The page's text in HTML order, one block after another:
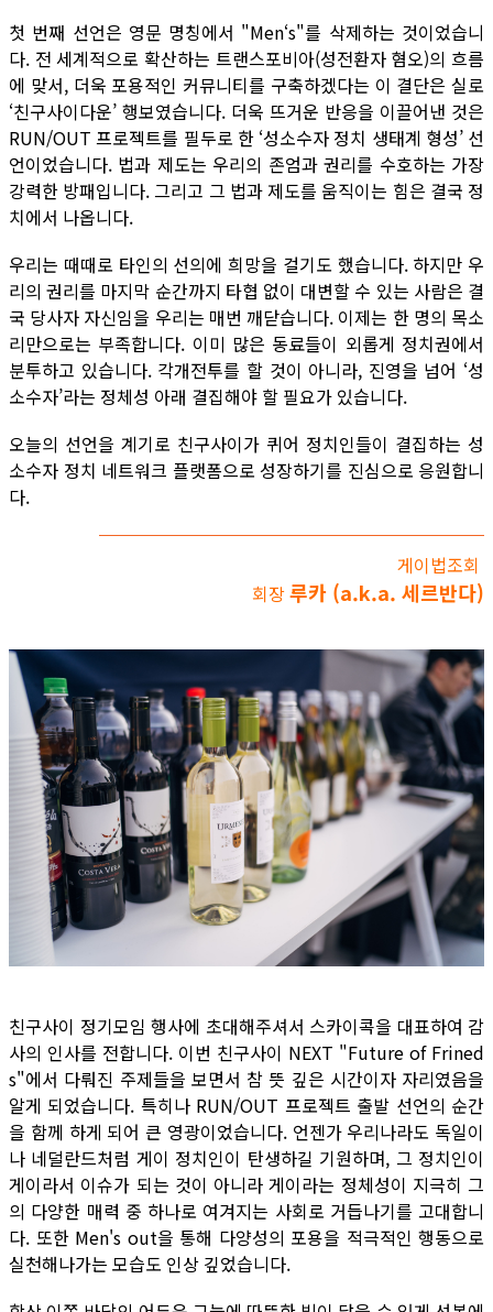
첫 번째 선언은 영문 명칭에서 "Men‘s"를 삭제하는 것이었습니
다. 전 세계적으로 확산하는 트랜스포비아(성전환자 혐오)의 흐름
에 맞서, 더욱 포용적인 커뮤니티를 구축하겠다는 이 결단은 실로
‘친구사이다운’ 행보였습니다. 더욱 뜨거운 반응을 이끌어낸 것은
RUN/OUT 프로젝트를 필두로 한 ‘성소수자 정치 생태계 형성’ 선
언이었습니다. 법과 제도는 우리의 존엄과 권리를 수호하는 가장
강력한 방패입니다. 그리고 그 법과 제도를 움직이는 힘은 결국 정
치에서 나옵니다.
우리는 때때로 타인의 선의에 희망을 걸기도 했습니다. 하지만 우
리의 권리를 마지막 순간까지 타협 없이 대변할 수 있는 사람은 결
국 당사자 자신임을 우리는 매번 깨닫습니다. 이제는 한 명의 목소
리만으로는 부족합니다. 이미 많은 동료들이 외롭게 정치권에서
분투하고 있습니다. 각개전투를 할 것이 아니라, 진영을 넘어 ‘성
소수자’라는 정체성 아래 결집해야 할 필요가 있습니다.
오늘의 선언을 계기로 친구사이가 퀴어 정치인들이 결집하는 성
소수자 정치 네트워크 플랫폼으로 성장하기를 진심으로 응원합니
다.
게이법조회
회장루카 (a.k.a. 세르반다)
친구사이 정기모임 행사에 초대해주셔서 스카이콕을 대표하여 감
사의 인사를 전합니다. 이번 친구사이 NEXT "Future of Frined
s"에서 다뤄진 주제들을 보면서 참 뜻 깊은 시간이자 자리였음을
알게 되었습니다. 특히나 RUN/OUT 프로젝트 출발 선언의 순간
을 함께 하게 되어 큰 영광이었습니다. 언젠가 우리나라도 독일이
나 네덜란드처럼 게이 정치인이 탄생하길 기원하며, 그 정치인이
게이라서 이슈가 되는 것이 아니라 게이라는 정체성이 지극히 그
의 다양한 매력 중 하나로 여겨지는 사회로 거듭나기를 고대합니
다. 또한 Men's out을 통해 다양성의 포용을 적극적인 행동으로
실천해나가는 모습도 인상 깊었습니다.